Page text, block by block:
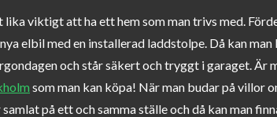
lika viktigt att ha ett hem som man trivs med.
elbil med en installerad laddstolpe. Då kan
och står säkert och tryggt i garaget. Är
som man kan köpa! När man budar på villor
på ett och samma ställe och då kan man